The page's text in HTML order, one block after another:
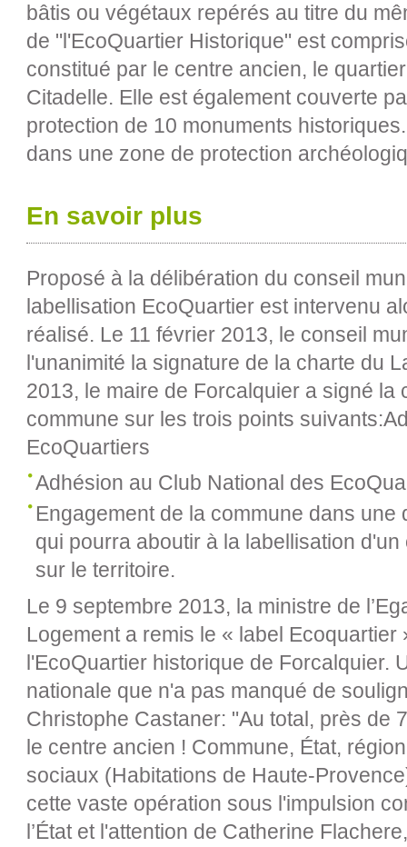
bâtis ou végétaux repérés au titre du
de "l'EcoQuartier Historique" est
constitué par le centre ancien, le
Citadelle. Elle est également couverte
protection de 10 monuments
dans une zone de protection
En savoir plus
Proposé à la délibération du conseil
labellisation EcoQuartier est intervenu
réalisé. Le 11 février 2013, le conseil
l'unanimité la signature de la charte du
2013, le maire de Forcalquier a signé la
commune sur les trois points
EcoQuartiers
Adhésion au Club National des
Engagement de la commune dans
qui pourra aboutir à la labellisation
sur le territoire.
Le 9 septembre 2013, la ministre de
Logement a remis le « label Ecoquartier
l'EcoQuartier historique de Forcalquier.
nationale que n'a pas manqué de
Christophe Castaner: "Au total, près de
le centre ancien ! Commune, État,
sociaux (Habitations de Haute-
cette vaste opération sous l'impulsion
l’État et l'attention de Catherine